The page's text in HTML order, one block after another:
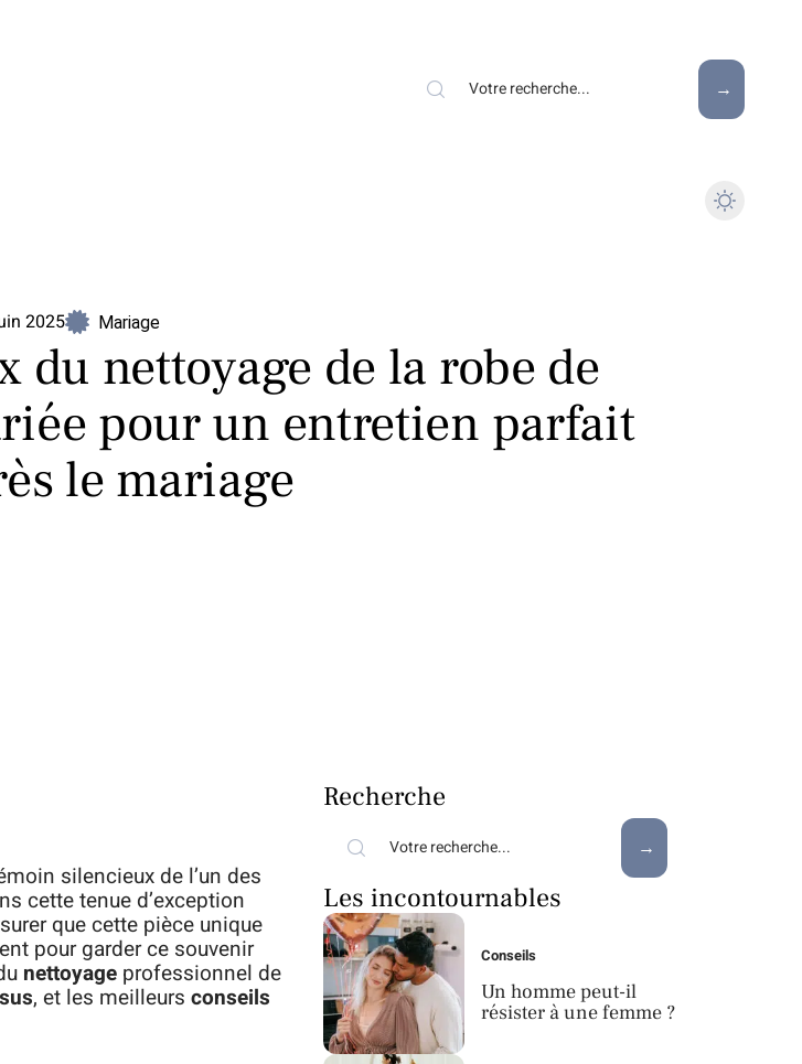
2025 Mariage
du nettoyage de la robe de
pour un entretien parfait
le mariage
silencieux de l’un des
cette tenue d’exception
que cette pièce unique
pour garder ce souvenir
nettoyage professionnel de
, et les meilleurs conseils
Recherche
Les incontournables
Conseils
Un homme peut-il
résister à une femme ?